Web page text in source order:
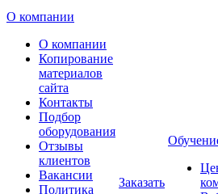
О компании
О компании
Копирование
материалов
сайта
Контакты
Подбор
оборудования
Отзывы
клиентов
Вакансии
Политика
Заказать